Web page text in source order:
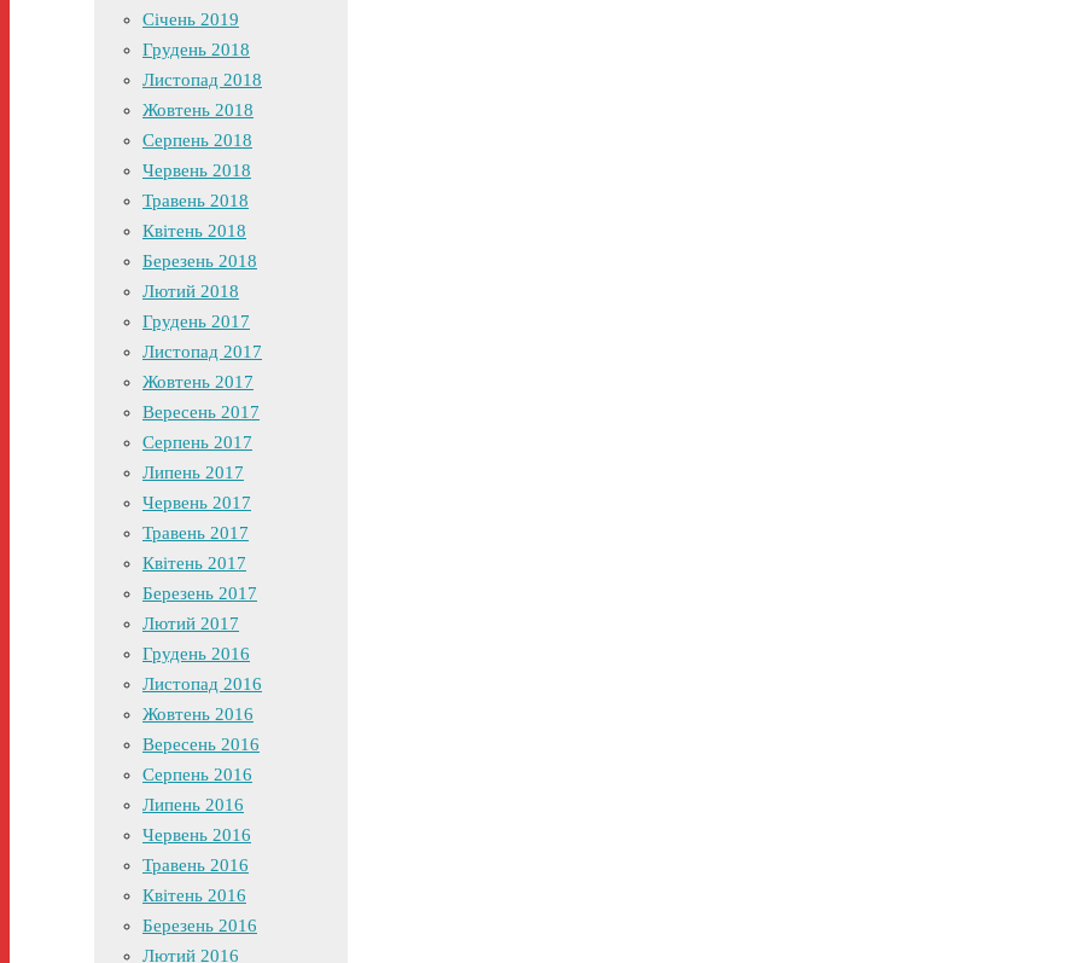
Січень 2019
Грудень 2018
Листопад 2018
Жовтень 2018
Серпень 2018
Червень 2018
Травень 2018
Квітень 2018
Березень 2018
Лютий 2018
Грудень 2017
Листопад 2017
Жовтень 2017
Вересень 2017
Серпень 2017
Липень 2017
Червень 2017
Травень 2017
Квітень 2017
Березень 2017
Лютий 2017
Грудень 2016
Листопад 2016
Жовтень 2016
Вересень 2016
Серпень 2016
Липень 2016
Червень 2016
Травень 2016
Квітень 2016
Березень 2016
Лютий 2016